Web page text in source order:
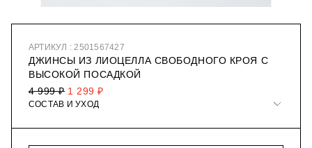
АРТИКУЛ : 2501567427
ДЖИНСЫ ИЗ ЛИОЦЕЛЛА СВОБОДНОГО КРОЯ С
ВЫСОКОЙ ПОСАДКОЙ
1 299 ₽
4 999 ₽
СОСТАВ И УХОД